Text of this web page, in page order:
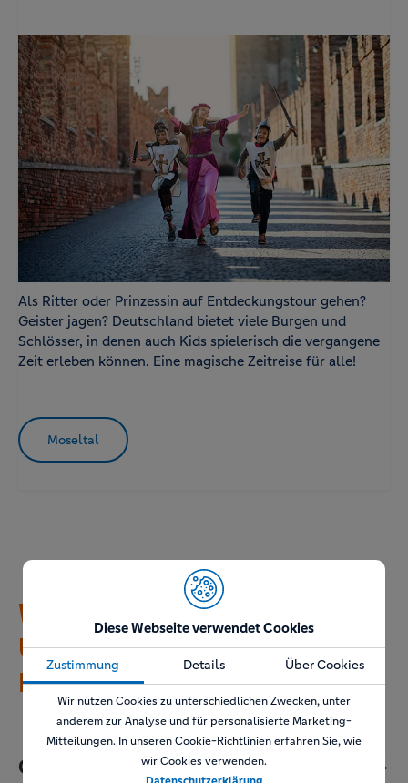
Diese Webseite verwendet Cookies
Zustimmung Details Über Cookies
Wir nutzen Cookies zu unterschiedlichen Zwecken, unter
anderem zur Analyse und für personalisierte Marketing-
Mitteilungen. In unseren Cookie-Richtlinien erfahren Sie, wie
wir Cookies verwenden.
Als Ritter oder Prinzessin auf Entdeckungstour gehen?
Geister jagen? Deutschland bietet viele Burgen und
Schlösser, in denen auch Kids spielerisch die vergangene
Zeit erleben können. Eine magische Zeitreise für alle!
Moseltal
Weitere familienfreundliche
Urlaubsregionen in
Deutschland
Ostsee